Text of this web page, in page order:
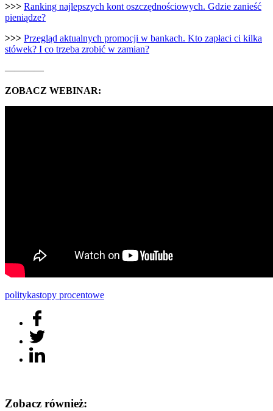
>>> Ranking najlepszych kont oszczędnościowych. Gdzie zanieść
pieniądze?
>>> Przegląd aktualnych promocji w bankach. Kto zapłaci ci kilka
stówek? I co trzeba zrobić w zamian?
————
ZOBACZ WEBINAR:
politykastopy procentowe
Zobacz również: